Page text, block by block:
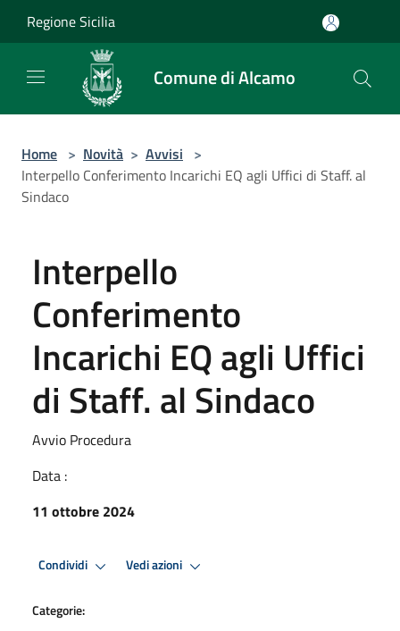
Regione Sicilia
Comune di Alcamo
Home > Novità > Avvisi >
Interpello Conferimento Incarichi EQ agli Uffici di Staff. al
Sindaco
Interpello
Conferimento
Incarichi EQ agli Uffici
di Staff. al Sindaco
Avvio Procedura
Data :
11 ottobre 2024
Condividi Vedi azioni
Categorie: